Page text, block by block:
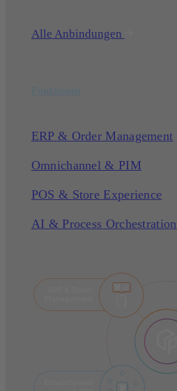
Alle Anbindungen
ERP & Order Management
Omnichannel & PIM
POS & Store Experience
AI & Process Orchestration